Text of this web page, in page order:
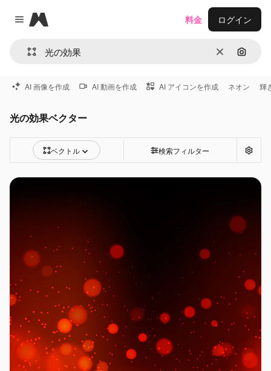
Close menu
Magnific
消去 画像で
料金 ログイン
AI 画像を作成 AI 動画を作成 AI アイコンを作成 ネオン 輝
光の効果ベクター
ベクトル 検索フィルター